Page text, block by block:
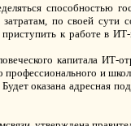
способностью
по своей сути
приступить к работе
капитала ИТ-
профессионального и
оказана